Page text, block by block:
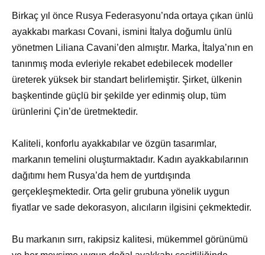
Birkaç yıl önce Rusya Federasyonu’nda ortaya çıkan ünlü
ayakkabı markası Covani, ismini İtalya doğumlu ünlü
yönetmen Liliana Cavani’den almıştır. Marka, İtalya’nın en
tanınmış moda evleriyle rekabet edebilecek modeller
üreterek yüksek bir standart belirlemiştir. Şirket, ülkenin
başkentinde güçlü bir şekilde yer edinmiş olup, tüm
ürünlerini Çin’de üretmektedir.
Kaliteli, konforlu ayakkabılar ve özgün tasarımlar,
markanın temelini oluşturmaktadır. Kadın ayakkabılarının
dağıtımı hem Rusya’da hem de yurtdışında
gerçekleşmektedir. Orta gelir grubuna yönelik uygun
fiyatlar ve sade dekorasyon, alıcıların ilgisini çekmektedir.
Bu markanın sırrı, rakipsiz kalitesi, mükemmel görünümü